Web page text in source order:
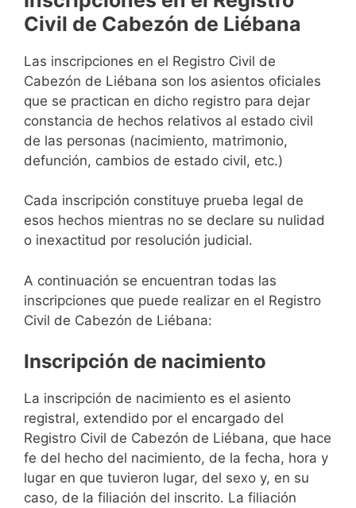
Civil de Cabezón de Liébana
Las inscripciones en el Registro Civil de
Cabezón de Liébana son los asientos oficiales
que se practican en dicho registro para dejar
constancia de hechos relativos al estado civil
de las personas (nacimiento, matrimonio,
defunción, cambios de estado civil, etc.)
Cada inscripción constituye prueba legal de
esos hechos mientras no se declare su nulidad
o inexactitud por resolución judicial.
A continuación se encuentran todas las
inscripciones que puede realizar en el Registro
Civil de Cabezón de Liébana:
Inscripción de nacimiento
La inscripción de nacimiento es el asiento
registral, extendido por el encargado del
Registro Civil de Cabezón de Liébana, que hace
fe del hecho del nacimiento, de la fecha, hora y
lugar en que tuvieron lugar, del sexo y, en su
caso, de la filiación del inscrito. La filiación